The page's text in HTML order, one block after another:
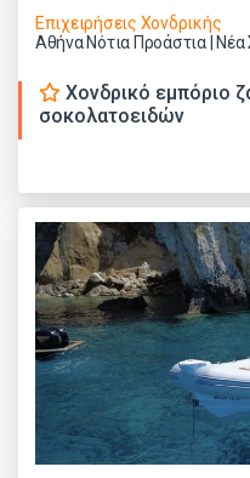
Επιχειρήσεις Χονδρικής
Αθήνα Νότια Προάστια | Νέα
Xονδρικό εμπόριο
σοκολατοειδών